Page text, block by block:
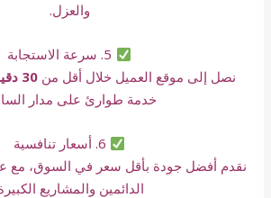
والعزل.
نصل إلى موقع العميل خلال أقل من 30 دقيقة داخل تبوك
خدمة طوارئ على مدار
نقدم أفضل جودة بأقل سعر في السوق، مع
الدائمين والمشاريع